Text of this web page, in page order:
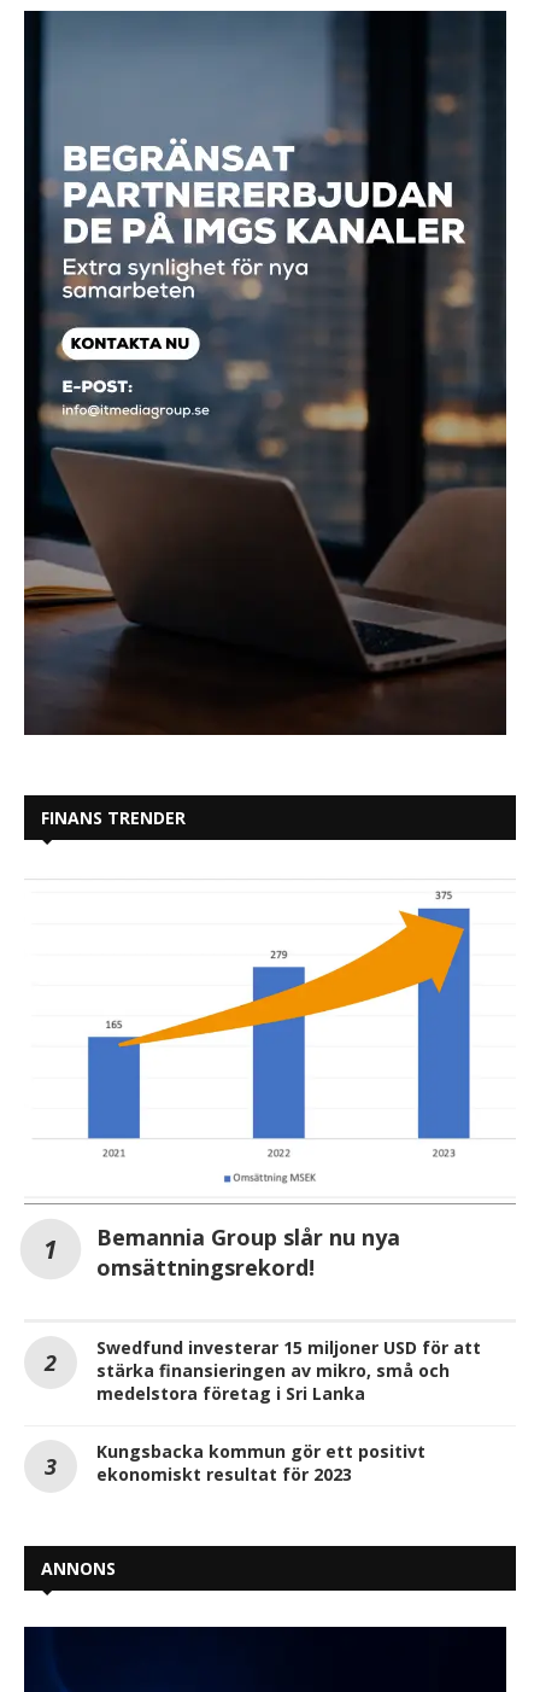
FINANS TRENDER
Bemannia Group slår nu nya
omsättningsrekord!
Swedfund investerar 15 miljoner USD för att
stärka finansieringen av mikro, små och
medelstora företag i Sri Lanka
Kungsbacka kommun gör ett positivt
ekonomiskt resultat för 2023
ANNONS